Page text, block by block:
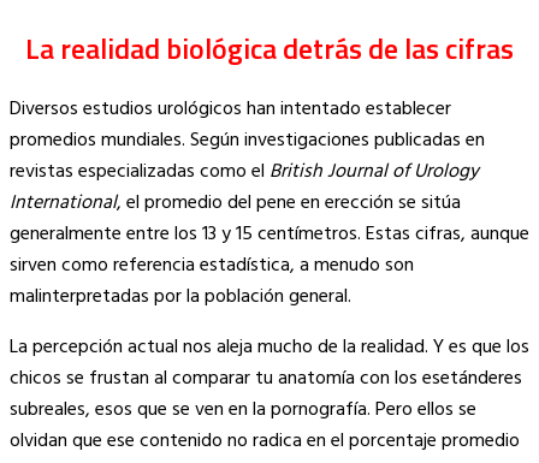
La realidad biológica detrás de las cifras
Diversos estudios urológicos han intentado establecer
promedios mundiales. Según investigaciones publicadas en
revistas especializadas como el British Journal of Urology
International, el promedio del pene en erección se sitúa
generalmente entre los 13 y 15 centímetros. Estas cifras, aunque
sirven como referencia estadística, a menudo son
malinterpretadas por la población general.
La percepción actual nos aleja mucho de la realidad. Y es que los
chicos se frustan al comparar tu anatomía con los esetánderes
subreales, esos que se ven en la pornografía. Pero ellos se
olvidan que ese contenido no radica en el porcentaje promedio